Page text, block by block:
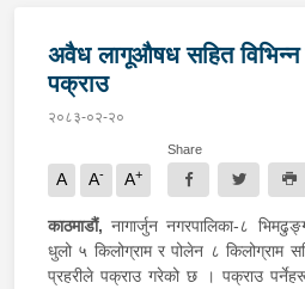
अवैध लागूऔषध सहित
पक्राउ
२०८३-०२-२०
A A- A+
Share
काठमाडौं,नागार्जुन नगरपालिका-८
धुलो ५ किलोग्राम र पोलेन ८ किलोग्राम
प्रहरीले पक्राउ गरेको छ । पक्राउ